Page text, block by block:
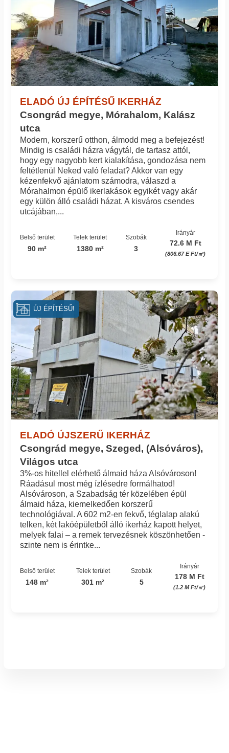
ELADÓ ÚJ ÉPÍTÉSŰ IKERHÁZ
Csongrád megye, Mórahalom, Kalász
utca
Modern, korszerű otthon, álmodd meg a befejezést!
Mindig is családi házra vágytál, de tartasz attól,
hogy egy nagyobb kert kialakítása, gondozása nem
feltétlenül Neked való feladat? Akkor van egy
kézenfekvő ajánlatom számodra, válaszd a
Mórahalmon épülő ikerlakások egyikét vagy akár
egy külön álló családi házat. A kisváros csendes
utcájában,...
Belső terület
90 m²
Telek terület
1380 m²
Szobák
3
Irányár
72.6 M Ft
(806.67 E Ft/㎡)
ELADÓ ÚJSZERŰ IKERHÁZ
Csongrád megye, Szeged, (Alsóváros),
Világos utca
Azonosító: 44_fwh
3%-os hitellel elérhető álmaid háza Alsóvároson!
Ráadásul most még ízlésedre formálhatod!
Alsóvároson, a Szabadság tér közelében épül
álmaid háza, kiemelkedően korszerű
technológiával. A 602 m2-en fekvő, téglalap alakú
telken, két lakóépületből álló ikerház kapott helyet,
melyek falai – a remek tervezésnek köszönhetően -
szinte nem is érintke...
Belső terület
148 m²
Telek terület
301 m²
Szobák
5
Irányár
178 M Ft
(1.2 M Ft/㎡)
ÚJ ÉPÍTÉSŰ!